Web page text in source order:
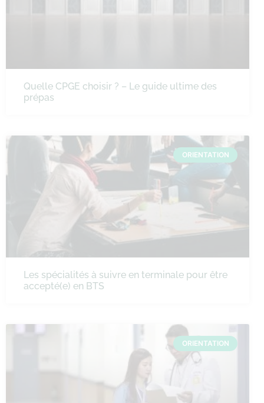
Quelle CPGE choisir ? – Le guide ultime des
prépas
ORIENTATION
Les spécialités à suivre en terminale pour être
accepté(e) en BTS
ORIENTATION